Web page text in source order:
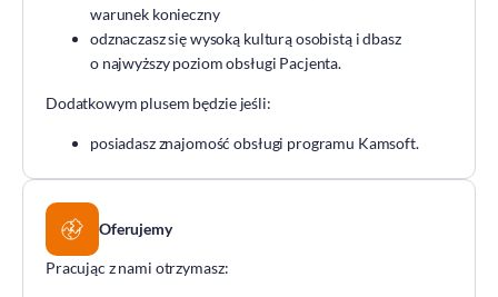
warunek konieczny
odznaczasz się wysoką kulturą osobistą i dbasz
o najwyższy poziom obsługi Pacjenta.
Dodatkowym plusem będzie jeśli:
posiadasz znajomość obsługi programu Kamsoft.
Oferujemy
Pracując z nami otrzymasz: